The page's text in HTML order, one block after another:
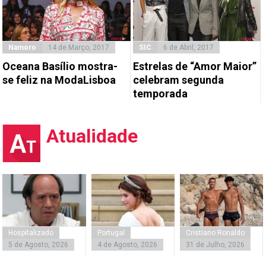
Namoro 14 de Março, 2017
Oceana Basílio mostra-
se feliz na ModaLisboa
SIC 6 de Abril, 2017
Estrelas de “Amor Maior”
celebram segunda
temporada
Atualidade
Hospitalizado
5 de Agosto, 2026
Portugal
4 de Agosto, 2026
Cristiano Ronaldo
31 de Julho, 2026